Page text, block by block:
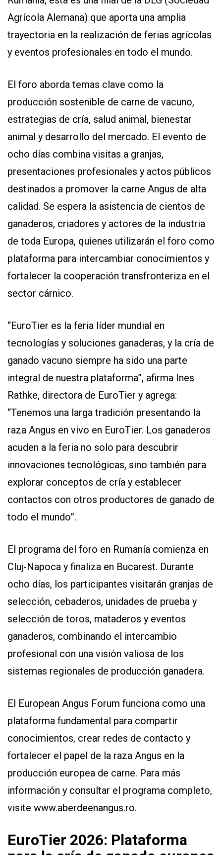
Agrícola Alemana) que aporta una amplia
trayectoria en la realización de ferias agrícolas
y eventos profesionales en todo el mundo.
El foro aborda temas clave como la
producción sostenible de carne de vacuno,
estrategias de cría, salud animal, bienestar
animal y desarrollo del mercado. El evento de
ocho días combina visitas a granjas,
presentaciones profesionales y actos públicos
destinados a promover la carne Angus de alta
calidad. Se espera la asistencia de cientos de
ganaderos, criadores y actores de la industria
de toda Europa, quienes utilizarán el foro como
plataforma para intercambiar conocimientos y
fortalecer la cooperación transfronteriza en el
sector cárnico.
“EuroTier es la feria líder mundial en
tecnologías y soluciones ganaderas, y la cría de
ganado vacuno siempre ha sido una parte
integral de nuestra plataforma”, afirma Ines
Rathke, directora de EuroTier y agrega:
“Tenemos una larga tradición presentando la
raza Angus en vivo en EuroTier. Los ganaderos
acuden a la feria no solo para descubrir
innovaciones tecnológicas, sino también para
explorar conceptos de cría y establecer
contactos con otros productores de ganado de
todo el mundo”.
El programa del foro en Rumanía comienza en
Cluj-Napoca y finaliza en Bucarest. Durante
ocho días, los participantes visitarán granjas de
selección, cebaderos, unidades de prueba y
selección de toros, mataderos y eventos
ganaderos, combinando el intercambio
profesional con una visión valiosa de los
sistemas regionales de producción ganadera.
El European Angus Forum funciona como una
plataforma fundamental para compartir
conocimientos, crear redes de contacto y
fortalecer el papel de la raza Angus en la
producción europea de carne. Para más
información y consultar el programa completo,
visite www.aberdeenangus.ro.
EuroTier 2026: Plataforma